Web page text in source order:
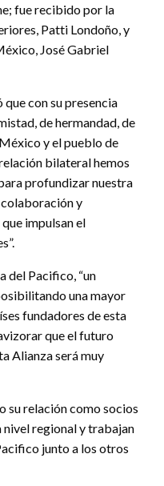
fue recibido por la
Patti Londoño, y
José Gabriel
con su presencia
de hermandad, de
y el pueblo de
bilateral hemos
profundizar nuestra
y
impulsan el
del Pacifico, “un
una mayor
fundadores de esta
que el futuro
Alianza será muy
su relación como socios
regional y trabajan
junto a los otros